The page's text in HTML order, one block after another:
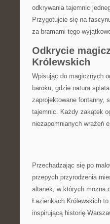
odkrywania tajemnic
Przygotujcie się na
za bramami tego
Odkrycie
Królewskich
Wpisując ⁣do magicznych
⁤baroku, gdzie natura
zaprojektowane fontanny,
tajemnic. Każdy zakątek
niezapomnianych⁤ wrażeń
Przechadzając się po
przepych przyrodzenia
altanek,⁢ w których ⁢można‍
Łazienkach Królewskich
inspirującą historię